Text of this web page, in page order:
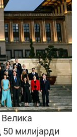
Велика
50 милијарди